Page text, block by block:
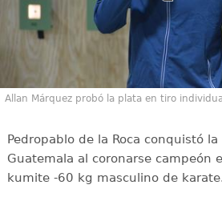
Allan Márquez probó la plata en tiro
Pedropablo de la Roca conquistó
Guatemala al coronarse campeón
kumite -60 kg masculino de